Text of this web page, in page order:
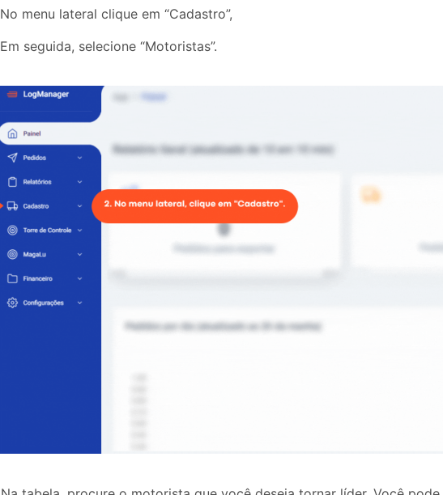
No menu lateral clique em “Cadastro”,
Em seguida, selecione “Motoristas”.